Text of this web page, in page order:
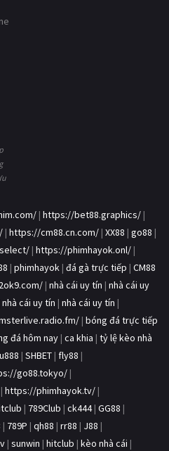
| https://bet88.graphics/ |
| https://cm88.cn.com/ | XX88 | go88 |
| https://phimhayok.onl/ |
| phimhayok | đá gà trực tiếp | CM88
| nhà cái uy tín | nhà cái uy
nhà cái uy tín | nhà cái uy tín |
| bóng đá trực tiếp
đá hôm nay | ca khia | tỷ lệ kèo nhà
u888 | SHBET | fly88 |
go88.tokyo/ |
| https://phimhayok.tv/ |
| 789Club | ck444| GG88 |
| 789P | qh88 | rr88 | J88 |
| sunwin | hitclub | kèo nhà cái |